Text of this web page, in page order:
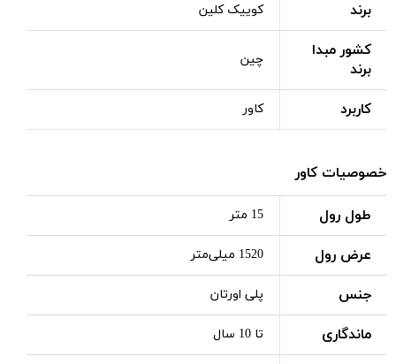
برند کوییک کلین
کشور مبدا
برند
چین
کاربرد کاور
خصوصیات کاور
طول رول 15 متر
عرض رول 1520 میلی‌متر
جنس پلی اورتان
ماندگاری تا 10 سال